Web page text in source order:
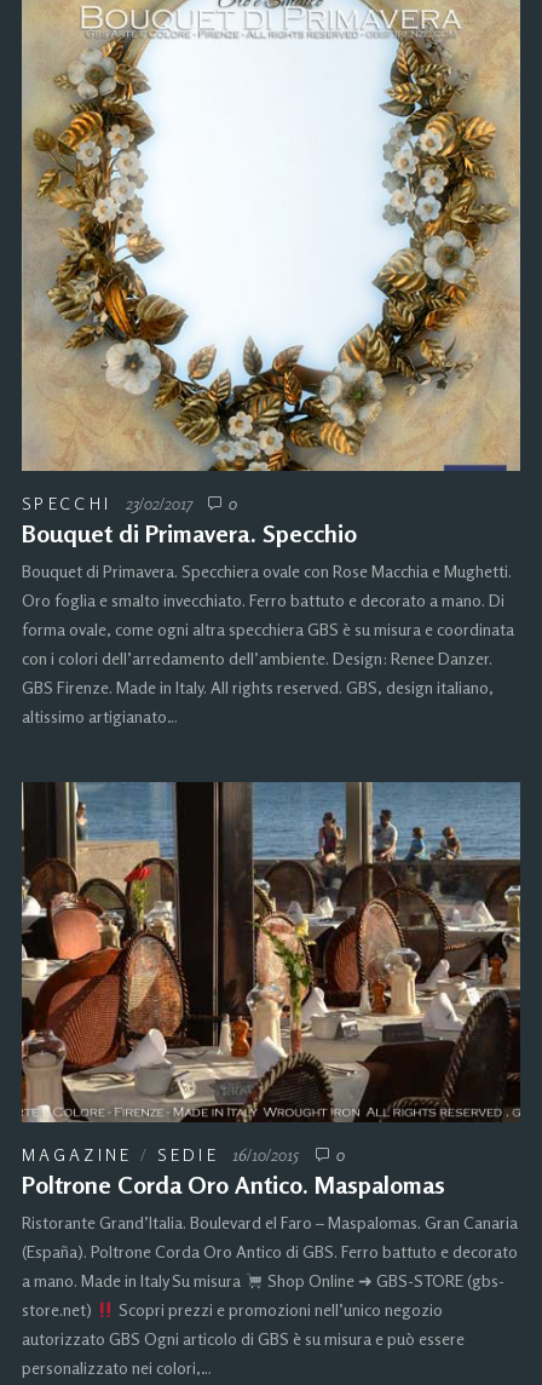
SPECCHI 23/02/2017 0
Bouquet di Primavera. Specchio
Bouquet di Primavera. Specchiera ovale con Rose Macchia e Mughetti.
Oro foglia e smalto invecchiato. Ferro battuto e decorato a mano. Di
forma ovale, come ogni altra specchiera GBS è su misura e coordinata
con i colori dell’arredamento dell’ambiente. Design: Renee Danzer.
GBS Firenze. Made in Italy. All rights reserved. GBS, design italiano,
altissimo artigianato…
MAGAZINE / SEDIE 16/10/2015 0
Poltrone Corda Oro Antico. Maspalomas
Ristorante Grand’Italia. Boulevard el Faro – Maspalomas. Gran Canaria
(España). Poltrone Corda Oro Antico di GBS. Ferro battuto e decorato
a mano. Made in Italy Su misura
Shop Online ➜ GBS-STORE (gbs-
store.net)
Scopri prezzi e promozioni nell’unico negozio
autorizzato GBS Ogni articolo di GBS è su misura e può essere
personalizzato nei colori,…